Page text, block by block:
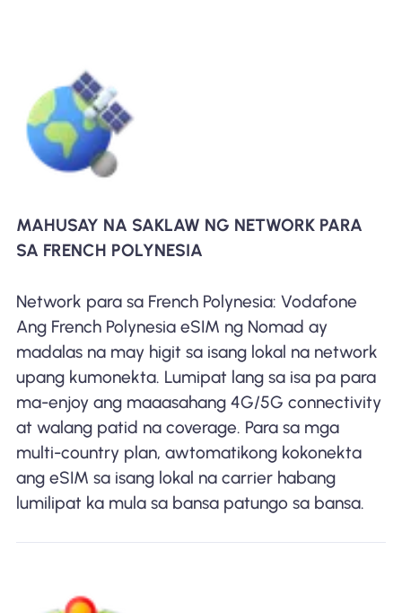
MAHUSAY NA SAKLAW NG NETWORK PARA
SA FRENCH POLYNESIA
Network para sa French Polynesia: Vodafone
Ang French Polynesia eSIM ng Nomad ay
madalas na may higit sa isang lokal na network
upang kumonekta. Lumipat lang sa isa pa para
ma-enjoy ang maaasahang 4G/5G connectivity
at walang patid na coverage. Para sa mga
multi-country plan, awtomatikong kokonekta
ang eSIM sa isang lokal na carrier habang
lumilipat ka mula sa bansa patungo sa bansa.